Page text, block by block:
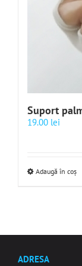
Suport
19.00 lei
Adaugă în coș
ADRESA